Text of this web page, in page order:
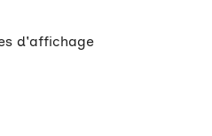
d'affichage